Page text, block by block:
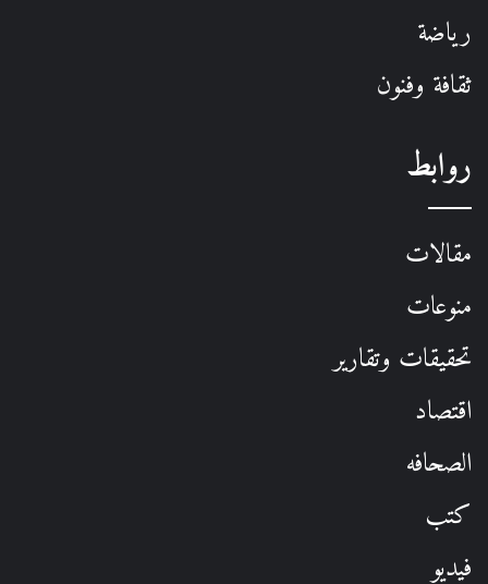
رياضة
ثقافة وفنون
روابط
مقالات
منوعات
تحقيقات وتقارير
اقتصاد
الصحافه
كتب
فيديو